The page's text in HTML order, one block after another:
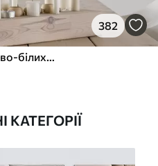
382
Букет великих пишних рожево-білих квітів півонії із зеленим листям на м’якому розмитому фоні
КАТЕГОРІЇ